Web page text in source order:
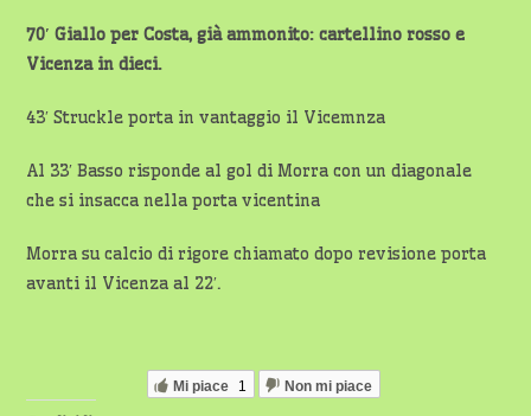
70′ Giallo per Costa, già ammonito: cartellino rosso e
Vicenza in dieci.
43′ Struckle porta in vantaggio il Vicemnza
Al 33′ Basso risponde al gol di Morra con un diagonale
che si insacca nella porta vicentina
Morra su calcio di rigore chiamato dopo revisione porta
avanti il Vicenza al 22′.
Mi piace 1 Non mi piace